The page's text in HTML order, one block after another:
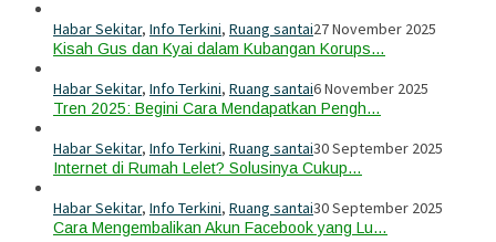
Habar Sekitar, Info Terkini, Ruang santai27 November 2025
Kisah Gus dan Kyai dalam Kubangan Korups…
Habar Sekitar, Info Terkini, Ruang santai6 November 2025
Tren 2025: Begini Cara Mendapatkan Pengh…
Habar Sekitar, Info Terkini, Ruang santai30 September 2025
Internet di Rumah Lelet? Solusinya Cukup…
Habar Sekitar, Info Terkini, Ruang santai30 September 2025
Cara Mengembalikan Akun Facebook yang Lu…